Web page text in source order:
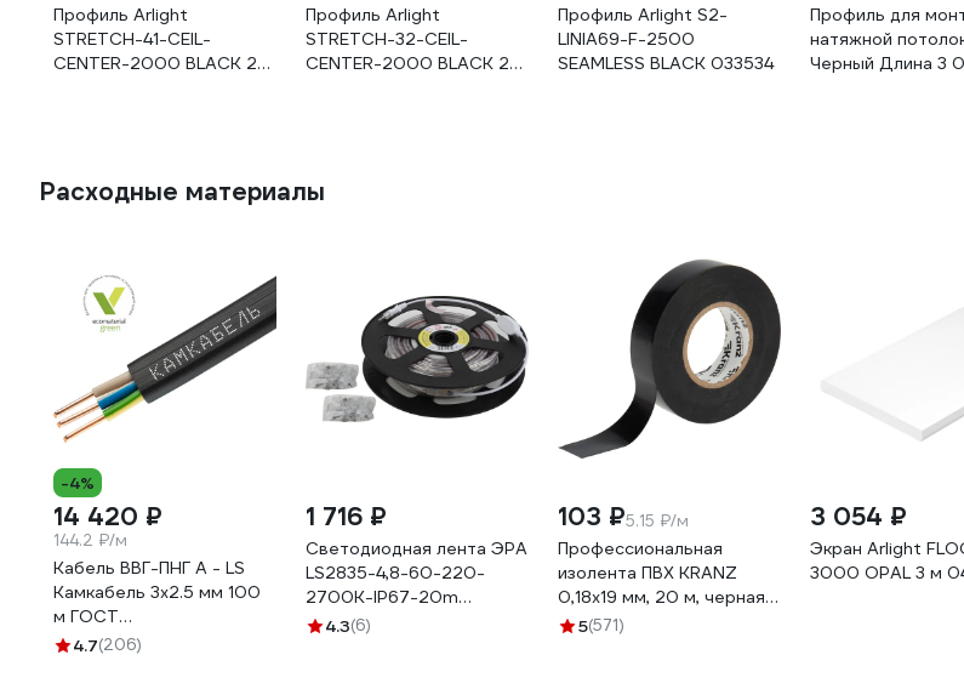
Профиль Arlight
STRETCH-41-CEIL-
CENTER-2000 BLACK 2м
Профиль Arlight
STRETCH-32-CEIL-
CENTER-2000 BLACK 2м
Профиль Arlight S2-
LINIA69-F-2500
SEAMLESS BLACK 033534
Профиль для
натяжной
Черный Длина 3
Расходные материалы
-4%
14 420 ₽
144.2 ₽/м
Кабель ВВГ-ПНГ А - LS
Камкабель 3x2.5 мм 100
м ГОСТ
1157К30HG00070А0100М
4.7(206)
1 716 ₽
Светодиодная лента ЭРА
LS2835-4,8-60-220-
2700К-IP67-20m
Б0043094
4.3(6)
103 ₽5.15 ₽/м
Профессиональная
изолента ПВХ KRANZ
0,18х19 мм, 20 м, черная
KR-09-2806
5(571)
3 054 ₽
Экран Arlight
3000 OPAL 3 м